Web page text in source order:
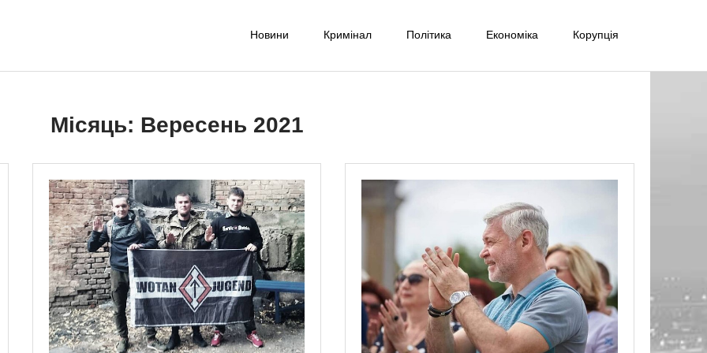
Новини Кримінал Політика Економіка Корупція
Місяць: Вересень 2021